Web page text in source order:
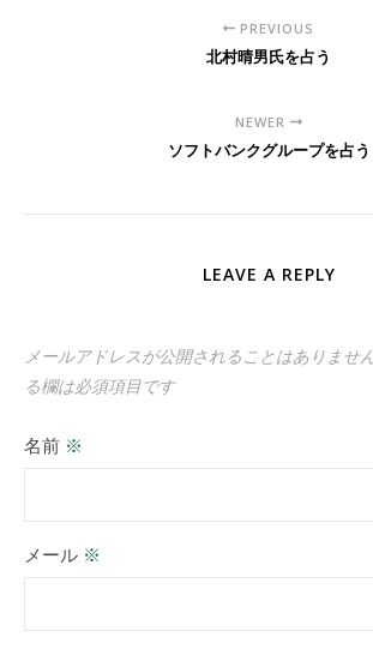
PREVIOUS
北村晴男氏を占う
NEWER
ソフトバンクグループを占う
LEAVE A REPLY
メールアドレスが公開されることはありません
る欄は必須項目です
名前 ※
メール ※